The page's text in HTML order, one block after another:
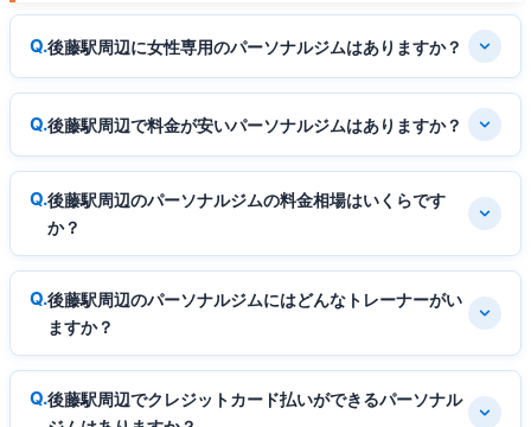
後藤駅周辺に女性専用のパーソナルジムはありますか？
後藤駅周辺で料金が安いパーソナルジムはありますか？
後藤駅周辺のパーソナルジムの料金相場はいくらです
か？
後藤駅周辺のパーソナルジムにはどんなトレーナーがい
ますか？
後藤駅周辺でクレジットカード払いができるパーソナル